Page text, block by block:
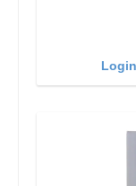
ermöglicht das
Funktionen
Serie Laden Sie